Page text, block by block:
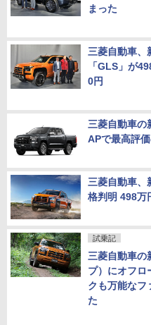
まった
三菱自動車、
「GLS」が
0円
三菱自動車の
APで最高評
三菱自動車、
格判明 498万
試乗記
三菱自動車の
プ）にオフロ
クも万能なフ
た